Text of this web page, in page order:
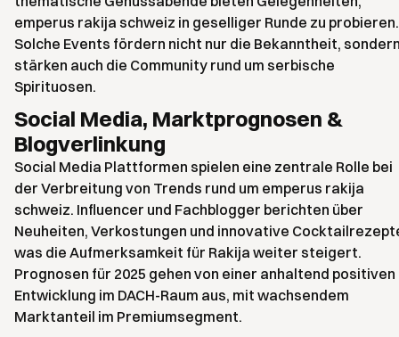
emperus rakija schweiz in geselliger Runde zu probieren.
Solche Events fördern nicht nur die Bekanntheit,
stärken auch die Community rund um serbische
Spirituosen.
Social Media, Marktprognosen &
Blogverlinkung
Social Media Plattformen spielen eine zentrale Rolle bei
der Verbreitung von Trends rund um emperus rakija
schweiz. Influencer und Fachblogger berichten über
Neuheiten, Verkostungen und innovative
was die Aufmerksamkeit für Rakija weiter steigert.
Prognosen für 2025 gehen von einer anhaltend positiven
Entwicklung im DACH-Raum aus, mit wachsendem
Marktanteil im Premiumsegment.